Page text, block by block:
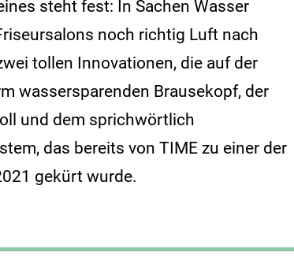
steht fest: In Sachen Wasser
noch richtig Luft nach
tollen Innovationen, die auf der
wassersparenden Brausekopf, der
und dem sprichwörtlich
das bereits von TIME zu einer der
gekürt wurde.